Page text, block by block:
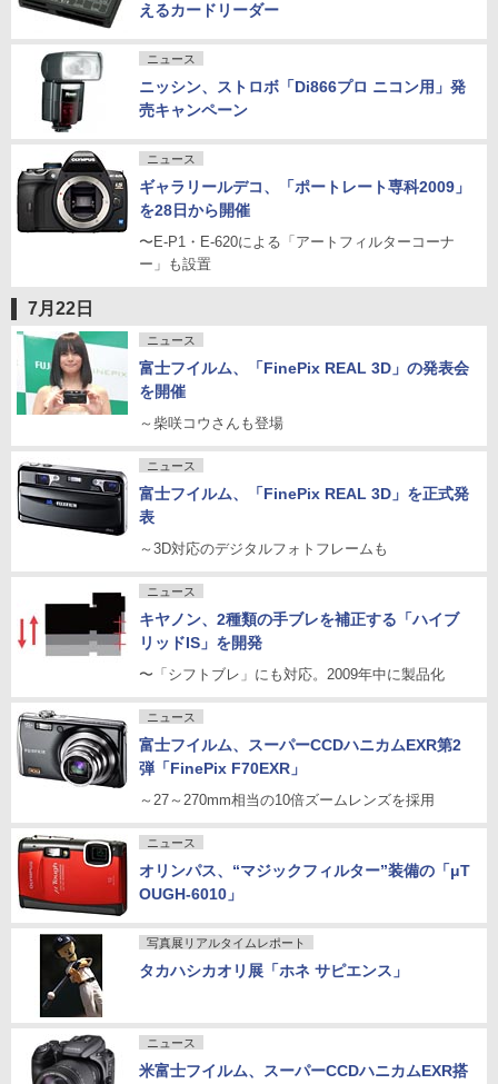
えるカードリーダー
ニュース
ニッシン、ストロボ「Di866プロ ニコン用」発
売キャンペーン
ニュース
ギャラリールデコ、「ポートレート専科2009」
を28日から開催
〜E-P1・E-620による「アートフィルターコーナ
ー」も設置
7月22日
ニュース
富士フイルム、「FinePix REAL 3D」の発表会
を開催
～柴咲コウさんも登場
ニュース
富士フイルム、「FinePix REAL 3D」を正式発
表
～3D対応のデジタルフォトフレームも
ニュース
キヤノン、2種類の手ブレを補正する「ハイブ
リッドIS」を開発
〜「シフトブレ」にも対応。2009年中に製品化
ニュース
富士フイルム、スーパーCCDハニカムEXR第2
弾「FinePix F70EXR」
～27～270mm相当の10倍ズームレンズを採用
ニュース
オリンパス、“マジックフィルター”装備の「μT
OUGH-6010」
写真展リアルタイムレポート
タカハシカオリ展「ホネ サピエンス」
ニュース
米富士フイルム、スーパーCCDハニカムEXR搭